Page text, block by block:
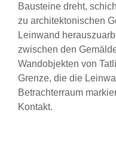
Bausteine dreht,
zu architektonischen
Leinwand
zwischen den
Wandobjekten von
Grenze, die die
Betrachterraum
Kontakt.